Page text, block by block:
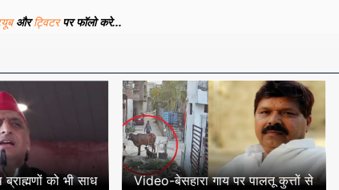
औरट्विटरपर फॉलो करे...
को भी साध
Video-बेसहारा गाय पर पालतू कुत्तों से